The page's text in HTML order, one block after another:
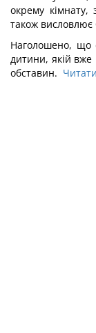
окрему
також
Наголошено, що
дитини, якій вже
обставин.